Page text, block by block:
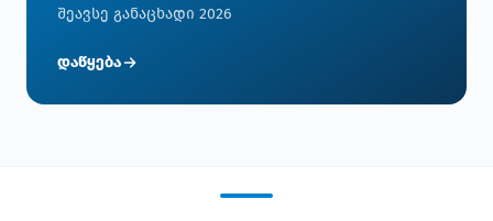
შეავსე განაცხადი 2026
დაწყება